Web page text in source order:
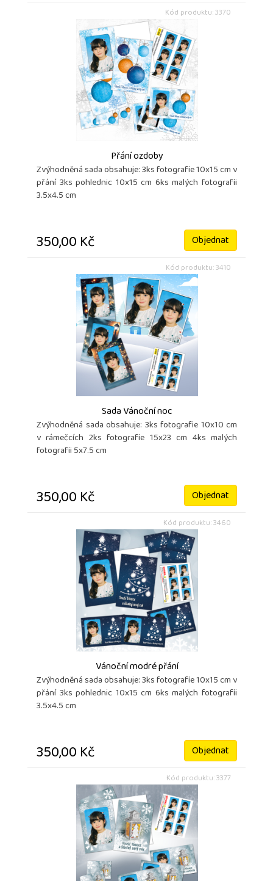
Kód produktu: 3370
Přání ozdoby
Zvýhodněná sada obsahuje: 3ks fotografie 10x15 cm v
přání 3ks pohlednic 10x15 cm 6ks malých fotografii
3.5x4.5 cm
350,00 Kč Objednat
Kód produktu: 3410
Sada Vánoční noc
Zvýhodněná sada obsahuje: 3ks fotografie 10x10 cm
v rámečcích 2ks fotografie 15x23 cm 4ks malých
fotografii 5x7.5 cm
350,00 Kč Objednat
Kód produktu: 3460
Vánoční modré přání
Zvýhodněná sada obsahuje: 3ks fotografie 10x15 cm v
přání 3ks pohlednic 10x15 cm 6ks malých fotografii
3.5x4.5 cm
350,00 Kč Objednat
Kód produktu: 3377